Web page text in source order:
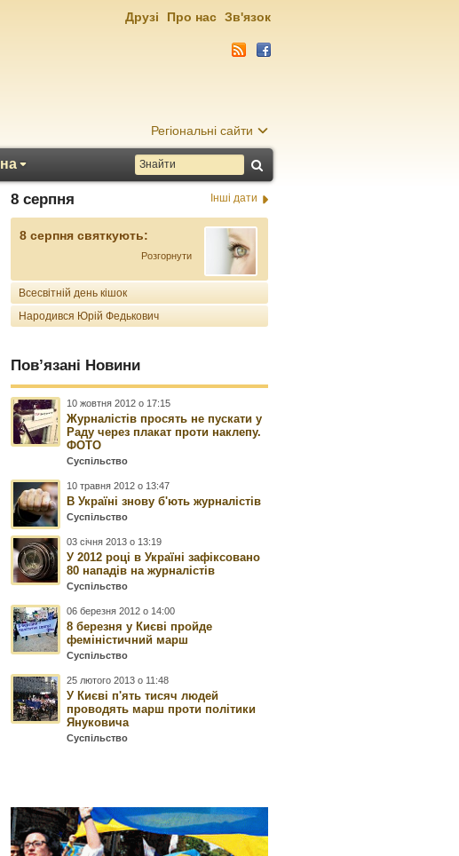
Регіональні сайти
Друзі Про нас Зв'язок
8 серпня Інші дати
8 серпня святкують:
Розгорнути
Всесвітній день кішок
Народився Юрій Федькович
Пов’язані Новини
10 жовтня 2012 о 17:15
Журналістів просять не пускати у
Раду через плакат проти наклепу.
ФОТО
Суспільство
10 травня 2012 о 13:47
В Україні знову б'ють журналістів
Суспільство
03 січня 2013 о 13:19
У 2012 році в Україні зафіксовано
80 нападів на журналістів
Суспільство
06 березня 2012 о 14:00
8 березня у Києві пройде
феміністичний марш
Суспільство
25 лютого 2013 о 11:48
У Києві п'ять тисяч людей
проводять марш проти політики
Януковича
Суспільство